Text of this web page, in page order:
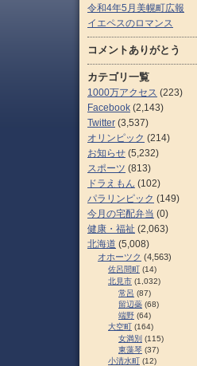
令和4年5月美幌町広報
イエペスのロマンス
コメントありがとう
カテゴリ一覧
1000万アクセス (223)
Facebook (2,143)
Twitter (3,537)
オリンピック (214)
お知らせ (5,232)
スポーツ (813)
ドラえもん (102)
パラリンピック (149)
今月の宅配弁当 (0)
健康・福祉 (2,063)
北海道 (5,008)
オホーツク (4,563)
佐呂間町 (14)
北見市 (1,032)
常呂 (87)
留辺蘂 (68)
端野 (64)
大空町 (164)
女満別 (115)
東藻琴 (37)
小清水町 (12)